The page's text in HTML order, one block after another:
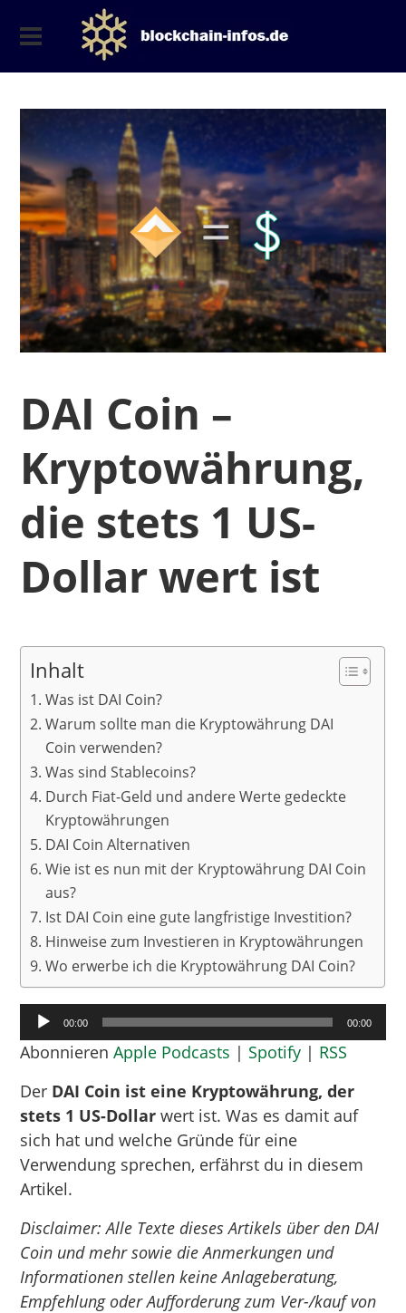
DAI Coin –
Kryptowährung,
die stets 1 US-
Dollar wert ist
Inhalt
Was ist DAI Coin?
Warum sollte man die Kryptowährung DAI
Coin verwenden?
Was sind Stablecoins?
Durch Fiat-Geld und andere Werte gedeckte
Kryptowährungen
DAI Coin Alternativen
Wie ist es nun mit der Kryptowährung DAI Coin
aus?
Ist DAI Coin eine gute langfristige Investition?
Hinweise zum Investieren in Kryptowährungen
Wo erwerbe ich die Kryptowährung DAI Coin?
Audio-
Player
00:00 00:00
AbonnierenApple Podcasts | Spotify | RSS
Der DAI Coin ist eine Kryptowährung, der
stets 1 US-Dollar wert ist. Was es damit auf
sich hat und welche Gründe für eine
Verwendung sprechen, erfährst du in diesem
Artikel.
Disclaimer: Alle Texte dieses Artikels über den DAI
Coin und mehr sowie die Anmerkungen und
Informationen stellen keine Anlageberatung,
Empfehlung oder Aufforderung zum Ver-/kauf von